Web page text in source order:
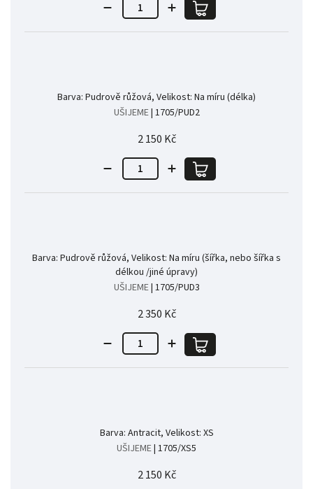
Barva: Pudrově růžová, Velikost: Na míru (délka)
UŠIJEME| 1705/PUD2
2 150 Kč
Barva: Pudrově růžová, Velikost: Na míru (šířka, nebo šířka s
délkou /jiné úpravy)
UŠIJEME| 1705/PUD3
2 350 Kč
Barva: Antracit, Velikost: XS
UŠIJEME| 1705/XS5
2 150 Kč